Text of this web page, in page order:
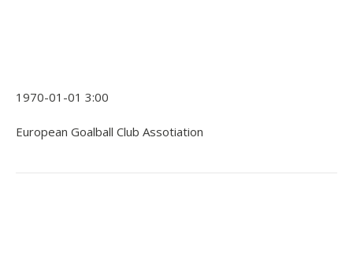
1970-01-01 3:00
European Goalball Club Assotiation